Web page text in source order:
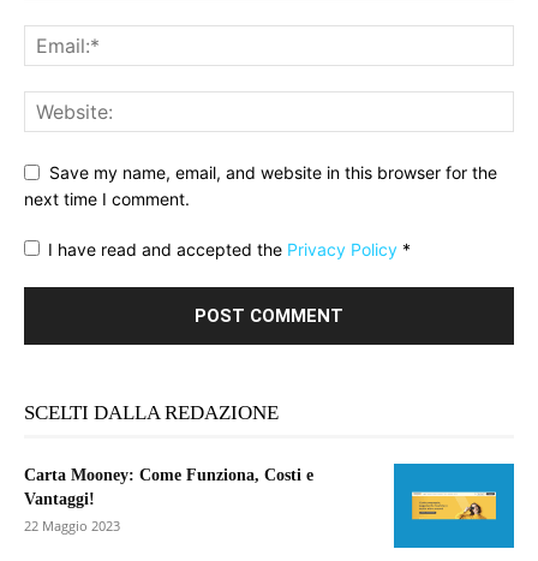
Save my name, email, and website in this browser for the
next time I comment.
I have read and accepted the Privacy Policy *
SCELTI DALLA REDAZIONE
Carta Mooney: Come Funziona, Costi e
Vantaggi!
22 Maggio 2023